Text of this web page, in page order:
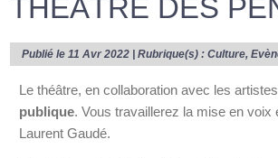
THÉÂTRE DES
Publié le 11 Avr 2022 | Rubrique(s) : Culture,
Le théâtre, en collaboration avec les
publique. Vous travaillerez la mise en voix
Laurent Gaudé.